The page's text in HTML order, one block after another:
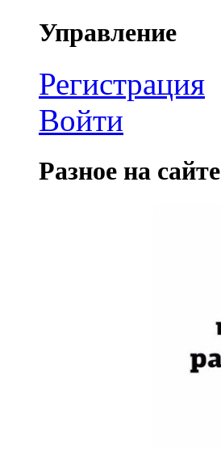
Управление
Регистрация
Войти
Разное на сайте